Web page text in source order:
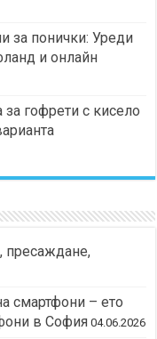
за понички: Уреди
и онлайн
за гофрети с кисело
пресаждане,
смартфони – ето
в София 04.06.2026